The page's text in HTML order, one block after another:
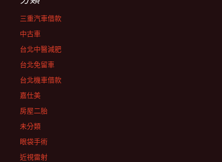
三重汽車借款
中古車
台北中醫減肥
台北免留車
台北機車借款
嘉仕美
房屋二胎
未分類
眼袋手術
近視雷射